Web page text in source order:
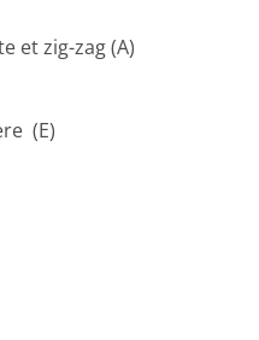
et zig-zag (A)
(E)